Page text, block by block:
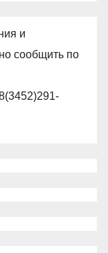
и
сообщить по